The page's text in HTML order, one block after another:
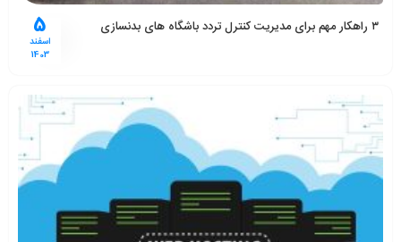
5
اسفند
1403
۳ راهکار مهم برای مدیریت کنترل تردد باشگاه های بدنسازی